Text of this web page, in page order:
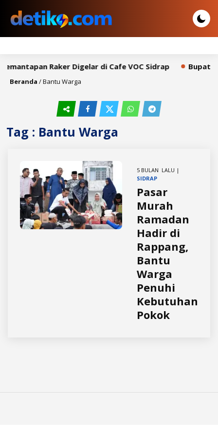
Raker Digelar di Cafe VOC Sidrap Bupati
Beranda /Bantu Warga
Tag : Bantu Warga
5 BULAN LALU |
SIDRAP
Pasar
Murah
Ramadan
Hadir di
Rappang,
Bantu
Warga
Penuhi
Kebutuhan
Pokok